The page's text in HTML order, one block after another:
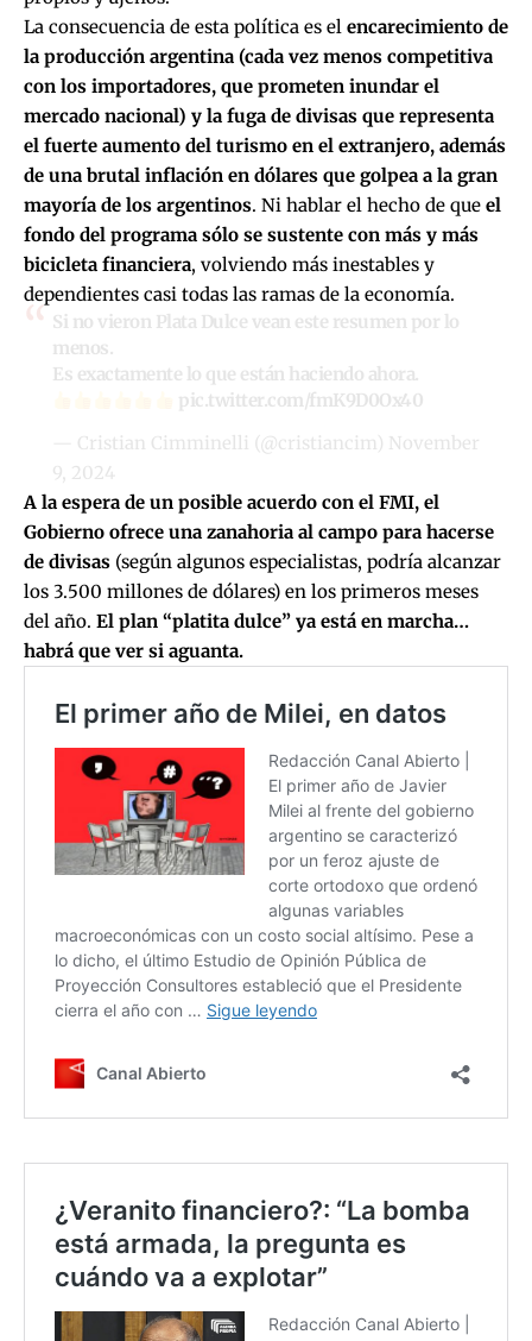
La consecuencia de esta política es el encarecimiento de
la producción argentina (cada vez menos competitiva
con los importadores, que prometen inundar el
mercado nacional) y la fuga de divisas que representa
el fuerte aumento del turismo en el extranjero, además
de una brutal inflación en dólares que golpea a la gran
mayoría de los argentinos. Ni hablar el hecho de que el
fondo del programa sólo se sustente con más y más
bicicleta financiera, volviendo más inestables y
dependientes casi todas las ramas de la economía.
Si no vieron Plata Dulce vean este resumen por lo
menos.
Es exactamente lo que están haciendo ahora.
pic.twitter.com/fmK9D0Ox40
— Cristian Cimminelli (@cristiancim) November
9, 2024
A la espera de un posible acuerdo con el FMI, el
Gobierno ofrece una zanahoria al campo para hacerse
de divisas (según algunos especialistas, podría alcanzar
los 3.500 millones de dólares) en los primeros meses
del año. El plan “platita dulce” ya está en marcha…
habrá que ver si aguanta.